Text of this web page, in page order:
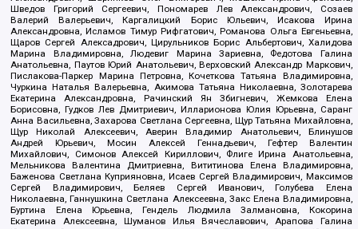
Шведов Григорий Сергеевич, Пономарев Лев Александрович, Созаев
Валерий Валерьевич, Каргалицкий Борис Юльевич, Исакова Ирина
Александровна, Исламов Тимур Рифгатович, Романова Ольга Евгеньевна,
Щаров Сергей Алексадрович, Цирульников Борис Альбертович, Халидова
Марина Владимировна, Людевиг Марина Зариевна, Федотова Галина
Анатольевна, Паутов Юрий Анатольевич, Верховский Александр Маркович,
Пислакова-Паркер Марина Петровна, Кочеткова Татьяна Владимировна,
Чуркина Наталья Валерьевна, Акимова Татьяна Николаевна, Золотарева
Екатерина Александровна, Рачинский Ян Збигневич, Жемкова Елена
Борисовна, Гудков Лев Дмитриевич, Илларионова Юлия Юрьевна, Саранг
Анна Васильевна, Захарова Светлана Сергеевна, Щур Татьяна Михайловна,
Щур Николай Алексеевич, Аверин Владимир Анатольевич, Блинушов
Андрей Юрьевич, Мосин Алексей Геннадьевич, Гефтер Валентин
Михайлович, Симонов Алексей Кириллович, Флиге Ирина Анатольевна,
Мельникова Валентина Дмитриевна, Вититинова Елена Владимировна,
Баженова Светлана Куприяновна, Исаев Сергей Владимирович, Максимов
Сергей Владимирович, Беляев Сергей Иванович, Голубева Елена
Николаевна, Ганнушкина Светлана Алексеевна, Закс Елена Владимировна,
Буртина Елена Юрьевна, Гендель Людмила Залмановна, Кокорина
Екатерина Алексеевна, Шуманов Илья Вячеславович, Арапова Галина